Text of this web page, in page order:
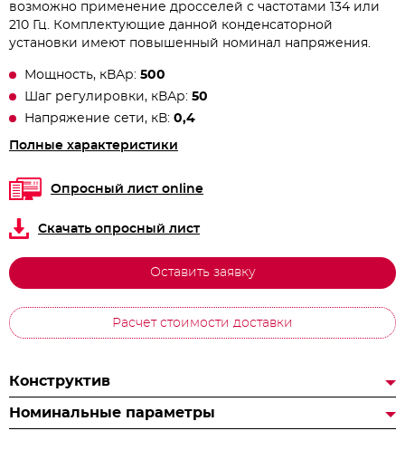
возможно применение дросселей с частотами 134 или
210 Гц. Комплектующие данной конденсаторной
установки имеют повышенный номинал напряжения.
Мощность, кВАр: 500
Шаг регулировки, кВАр: 50
Напряжение сети, кВ: 0,4
Полные характеристики
Опросный лист online
Скачать опросный лист
Оставить заявку
Расчет стоимости доставки
Конструктив
Номинальные параметры